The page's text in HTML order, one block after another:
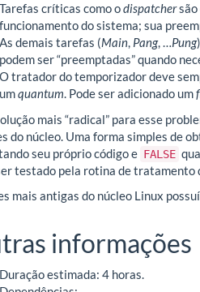
Tarefas críticas como odispatchersão
funcionamento do sistema; sua
As demais tarefas (Main, Pang, …Pung
podem ser “preemptadas” quando
O tratador do temporizador deve
umquantum. Pode ser adicionado um
mais “radical” para esse
do núcleo. Uma forma simples de
seu próprio código e FALSE
testado pela rotina de tratamento
mais antigas do núcleo Linux
informações
Duração estimada: 4 horas.